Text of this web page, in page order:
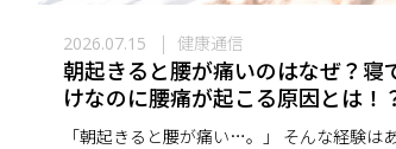
2026.07.15 健康通信
朝起きると腰が痛いのはなぜ？寝
けなのに腰痛が起こる原因とは！
「朝起きると腰が痛い…。」 そんな経験は